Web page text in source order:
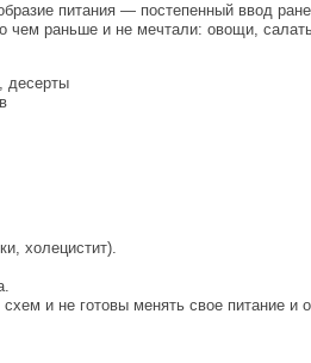
питания — постепенный ввод
чем раньше и не мечтали: овощи,
десерты
холецистит).
и не готовы менять свое питание и